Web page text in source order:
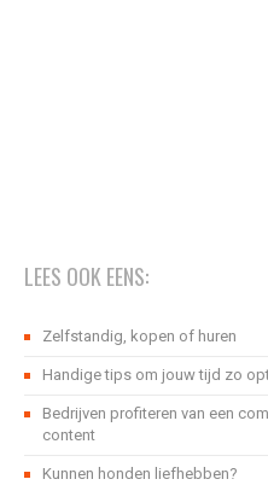
LEES OOK EENS:
Zelfstandig, kopen of huren
Handige tips om jouw tijd zo
Bedrijven profiteren van een
content
Kunnen honden liefhebben?